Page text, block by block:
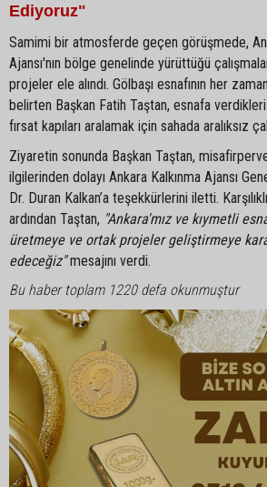
Ediyoruz"
Samimi bir atmosferde geçen görüşmede,
Ajansı'nın bölge genelinde yürüttüğü
projeler ele alındı. Gölbaşı esnafının her
belirten Başkan Fatih Taştan, esnafa
fırsat kapıları aralamak için sahada aralıksız
Ziyaretin sonunda Başkan Taştan,
ilgilerinden dolayı Ankara Kalkınma Ajansı
Dr. Duran Kalkan’a teşekkürlerini iletti.
ardından Taştan, "Ankara'mız ve kıymetli
üretmeye ve ortak projeler geliştirmeye
edeceğiz"mesajını verdi.
Bu haber toplam 1220 defa okunmuştur